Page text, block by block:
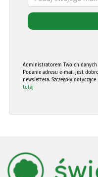
Administratorem Twoich danych
Podanie adresu e-mail jest
newslettera. Szczegóły
tutaj